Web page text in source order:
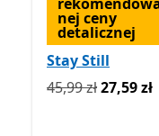
nej ceny
detalicznej
Stay Still
Pierwotnie 45,99
45,99 zł27,59 zł